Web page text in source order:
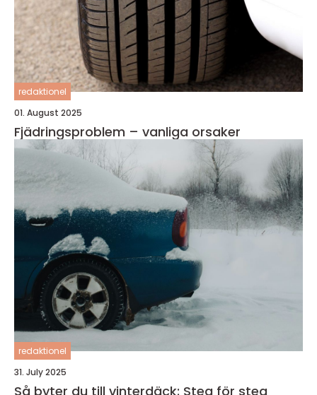
redaktionel
01. August 2025
Fjädringsproblem – vanliga orsaker
redaktionel
31. July 2025
Så byter du till vinterdäck: Steg för steg